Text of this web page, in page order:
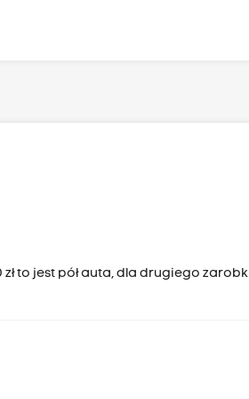
to jest pół auta, dla drugiego zarobki